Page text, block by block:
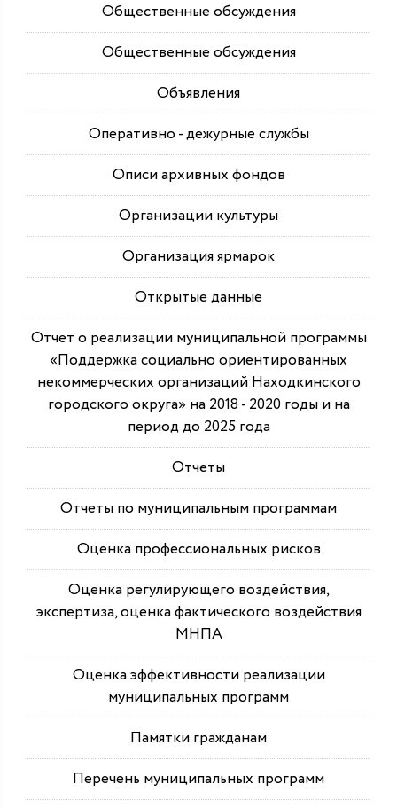
Общественные обсуждения
Общественные обсуждения
Объявления
Оперативно - дежурные службы
Описи архивных фондов
Организации культуры
Организация ярмарок
Открытые данные
Отчет о реализации муниципальной программы
«Поддержка социально ориентированных
некоммерческих организаций Находкинского
городского округа» на 2018 - 2020 годы и на
период до 2025 года
Отчеты
Отчеты по муниципальным программам
Оценка профессиональных рисков
Оценка регулирующего воздействия,
экспертиза, оценка фактического воздействия
МНПА
Оценка эффективности реализации
муниципальных программ
Памятки гражданам
Перечень муниципальных программ